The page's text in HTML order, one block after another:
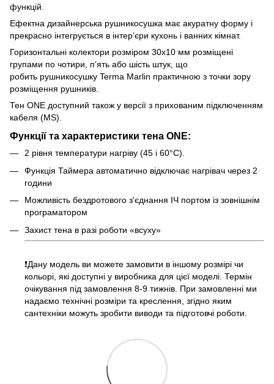
функцій.
Ефектна дизайнерська рушникосушка має акуратну форму і
прекрасно інтегрується в інтер’єри кухонь і ванних кімнат.
Горизонтальні колектори розміром 30х10 мм розміщені
групами по чотири, п’ять або шість штук, що
робить рушникосушку Terma Marlin практичною з точки зору
розміщення рушників.
Тен ONE доступний також у версії з прихованим підключенням
кабеля (MS).
Функцiї та характеристики тена ONE:
2 рівня температури нагріву (45 i 60°C).
Функція Таймера автоматично відключає нагрівач через 2
години
Можливість бездротового з'єднання ІЧ портом із зовнішнім
програматором
Захист тена в разі роботи «всуху»
❗️Дану модель ви можете замовити в іншому розмірі чи
кольорі, які доступні у виробника для цієї моделі. Термін
очікування під замовлення 8-9 тижнів. При замовленні ми
надаємо технічні розміри та креслення, згідно яким
сантехніки можуть зробити виводи та підготовчі роботи.